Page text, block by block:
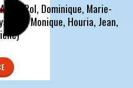
Anne, Pol, Dominique, Marie-
Monique, Houria, Jean,
)